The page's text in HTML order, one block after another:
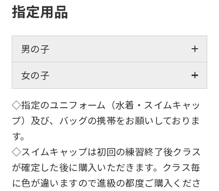
指定用品
男の子
女の子
◇指定のユニフォーム（水着・スイムキャッ
プ）及び、バッグの携帯をお願いしておりま
す。
◇スイムキャップは初回の練習終了後クラス
が確定した後に購入いただきます。クラス毎
に色が違いますので進級の都度ご購入くださ